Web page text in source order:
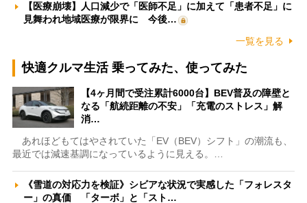
【医療崩壊】人口減少で「医師不足」に加えて「患者不足」に
見舞われ地域医療が限界に 今後…
一覧を見る
快適クルマ生活 乗ってみた、使ってみた
【4ヶ月間で受注累計6000台】BEV普及の障壁と
なる「航続距離の不安」「充電のストレス」解
消…
あれほどもてはやされていた「EV（BEV）シフト」の潮流も、
最近では減速基調になっているように見える。…
《雪道の対応力を検証》シビアな状況で実感した「フォレスタ
ー」の真価 「ターボ」と「スト…